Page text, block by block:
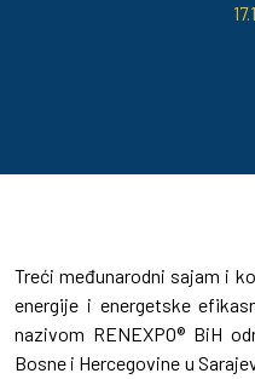
Treći međunarodni sajam i
energije i energetske
nazivom RENEXPO® BiH
Bosne i Hercegovine u